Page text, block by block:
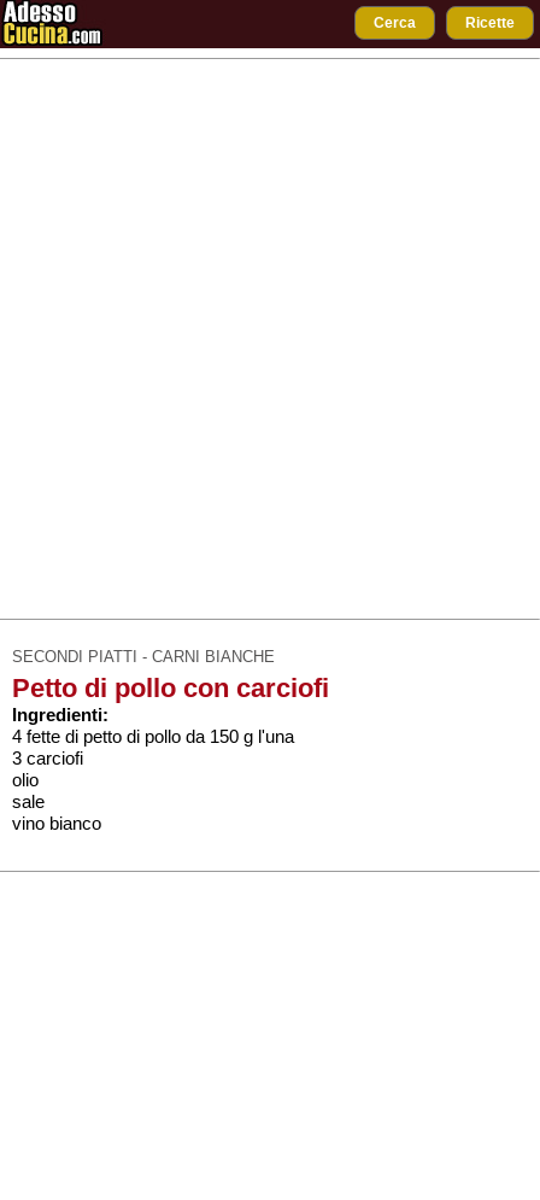
Cerca Ricette
SECONDI PIATTI - CARNI BIANCHE
Petto di pollo con carciofi
Ingredienti:
4 fette di petto di pollo da 150 g l'una
3 carciofi
olio
sale
vino bianco